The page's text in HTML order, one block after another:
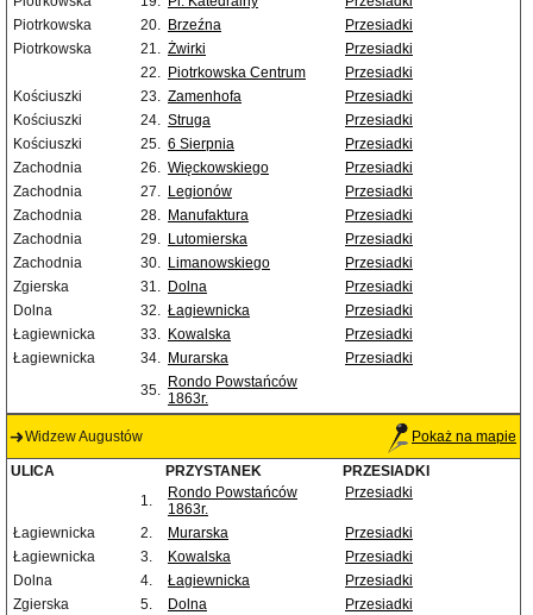
Piotrkowska
20. Brzeźna
Przesiadki
Piotrkowska
21. Żwirki
Przesiadki
22. Piotrkowska Centrum
Przesiadki
Kościuszki
23. Zamenhofa
Przesiadki
Kościuszki
24. Struga
Przesiadki
Kościuszki
25. 6 Sierpnia
Przesiadki
Zachodnia
26. Więckowskiego
Przesiadki
Zachodnia
27. Legionów
Przesiadki
Zachodnia
28. Manufaktura
Przesiadki
Zachodnia
29. Lutomierska
Przesiadki
Zachodnia
30. Limanowskiego
Przesiadki
Zgierska
31. Dolna
Przesiadki
Dolna
32. Łagiewnicka
Przesiadki
Łagiewnicka
33. Kowalska
Przesiadki
Łagiewnicka
34. Murarska
Przesiadki
35. Rondo Powstańców
1863r.
Widzew Augustów Pokaż na mapie
ULICA PRZYSTANEK
PRZESIADKI
1.
Rondo Powstańców
1863r.
Przesiadki
Łagiewnicka 2. Murarska
Przesiadki
Łagiewnicka
3. Kowalska
Przesiadki
Dolna
4. Łagiewnicka
Przesiadki
Zgierska
5. Dolna
Przesiadki